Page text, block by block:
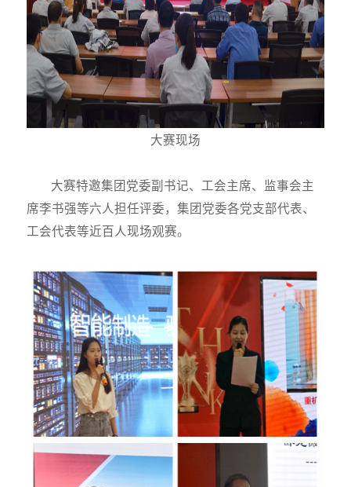
大赛现场
大赛特邀集团党委副书记、工会主席、监事会主
席李书强等六人担任评委，集团党委各党支部代表、
工会代表等近百人现场观赛。